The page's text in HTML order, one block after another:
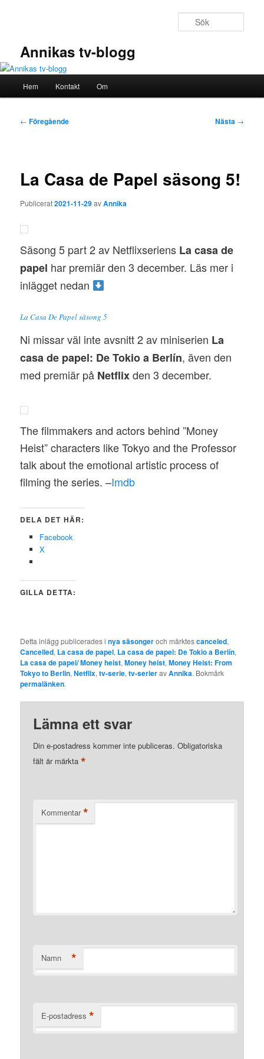
Annikas tv-blogg
Hem Kontakt Om
Inläggsnavigering
← Föregående Nästa →
La Casa de Papel säsong 5!
Publicerat2021-11-29avAnnika
Säsong 5 part 2 av Netflixseriens La casa de
papel har premiär den 3 december. Läs mer i
inlägget nedan
La Casa De Papel säsong 5
Ni missar väl inte avsnitt 2 av miniserien La
casa de papel: De Tokio a Berlín, även den
med premiär på Netflixden 3 december.
The filmmakers and actors behind ”Money
Heist” characters like Tokyo and the Professor
talk about the emotional artistic process of
filming the series. –Imdb
DELA DET HÄR:
Facebook
X
GILLA DETTA:
Detta inlägg publicerades inya säsongeroch märktescanceled,
Cancelled, La casa de papel, La casa de papel: De Tokio a Berlín,
La casa de papel/ Money heist,Money heist,Money Heist: From
Tokyo to Berlin,Netflix,tv-serie,tv-serieravAnnika. Bokmärk
permalänken.
Lämna ett svar
Din e-postadress kommer inte publiceras. Obligatoriska
fält är märkta*
Kommentar *
Namn *
E-postadress *